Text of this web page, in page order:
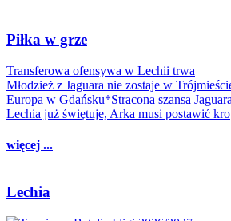
Piłka w grze
Transferowa ofensywa w Lechii trwa
Młodzież z Jaguara nie zostaje w
Europa w Gdańsku*Stracona szansa
Lechia już świętuje, Arka musi postawić
więcej ...
Lechia